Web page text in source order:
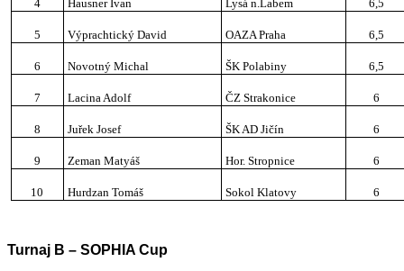
4 Hausner Ivan Lysá n.Labem 6,5
5 Výprachtický David OAZA Praha 6,5
6 Novotný Michal ŠK Polabiny 6,5
7 Lacina Adolf ČZ Strakonice 6
8 Juřek Josef ŠK AD Jičín 6
9 Zeman Matyáš Hor. Stropnice 6
10 Hurdzan Tomáš Sokol Klatovy 6
Turnaj B – SOPHIA Cup